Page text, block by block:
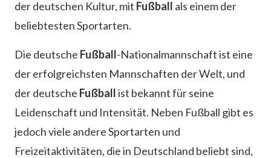
der deutschen Kultur, mit Fußball als einem der
beliebtesten Sportarten.
Die deutsche Fußball-Nationalmannschaft ist eine
der erfolgreichsten Mannschaften der Welt, und
der deutsche Fußballist bekannt für seine
Leidenschaft und Intensität. Neben Fußball gibt es
jedoch viele andere Sportarten und
Freizeitaktivitäten, die in Deutschland beliebt sind,